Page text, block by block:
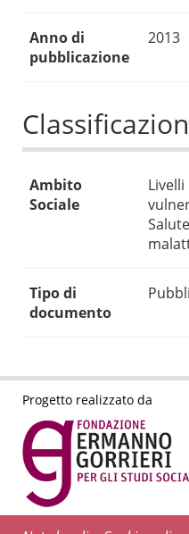
Anno di
pubblicazione
2013
Ambito
Sociale
Salute
Tipo di
documento
Progetto realizzato da